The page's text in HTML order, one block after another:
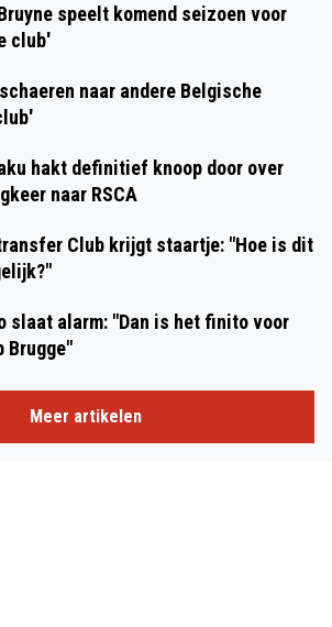
speelt komend seizoen voor
club'
naar andere Belgische
hakt definitief knoop door over
naar RSCA
Club krijgt staartje: "Hoe is dit
slaat alarm: "Dan is het finito voor
Brugge"
Meer artikelen